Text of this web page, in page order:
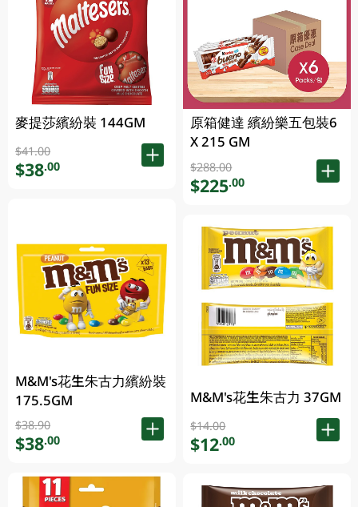
麥提莎繽紛裝 144GM
$41.00
$38.00
M&M's花生朱古力繽紛裝
175.5GM
$38.90
$38.00
原箱健達 繽紛樂五包裝6
X 215 GM
$288.00
$225.00
M&M's花生朱古力 37GM
$14.00
$12.00